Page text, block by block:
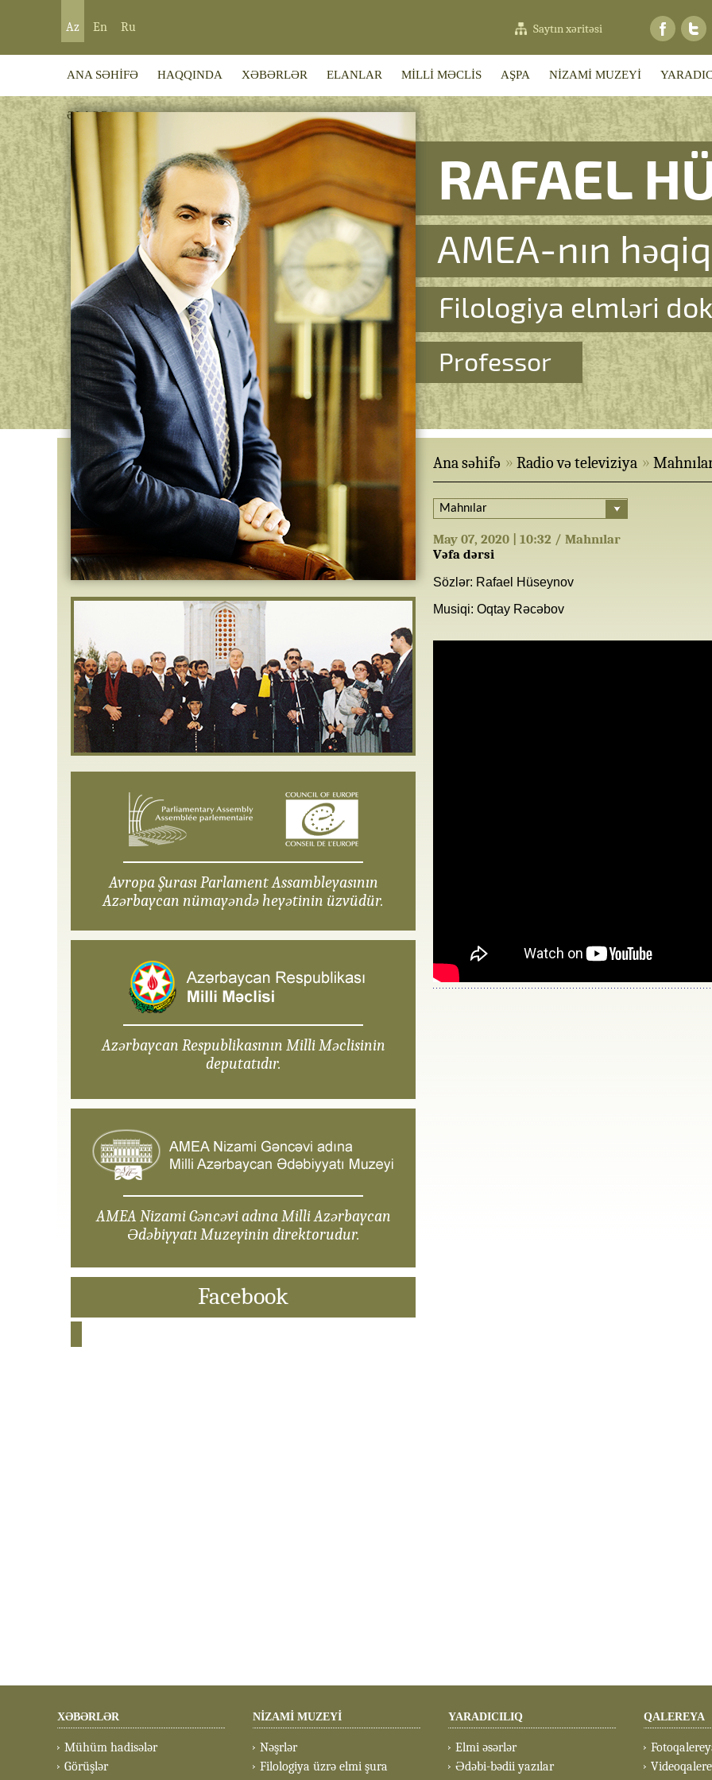
Az En Ru Saytın xəritəsi
ANA SƏHİFƏ HAQQINDA XƏBƏRLƏR ELANLAR MİLLİ MƏCLİS AŞPA NİZAMİ MUZEYİ
ƏLAQƏ
RAFAEL
AMEA-nın
Filologiya elmləri
Professor
Ana səhifə Radio və televiziya
May 07, 2020 | 10:32 / Mahnılar
Vəfa dərsi
Sözlər: Rafael Hüseynov
Musiqi: Oqtay Rəcəbov
Avropa Şurası Parlament Assambleyasının
Azərbaycan nümayəndə heyətinin üzvüdür.
Azərbaycan Respublikasının Milli Məclisinin
deputatıdır.
AMEA Nizami Gəncəvi adına Milli Azərbaycan
Ədəbiyyatı Muzeyinin direktorudur.
Facebook
XƏBƏRLƏR
Mühüm hadisələr
Görüşlər
NİZAMİ MUZEYİ
Nəşrlər
Filologiya üzrə elmi şura
YARADICILIQ
Elmi əsərlər
Ədəbi-bədii yazılar
QALEREYA